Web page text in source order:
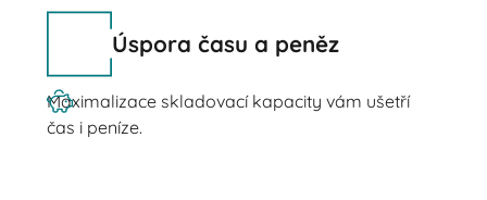
Úspora času a peněz
Maximalizace skladovací kapacity vám ušetří
čas i peníze.